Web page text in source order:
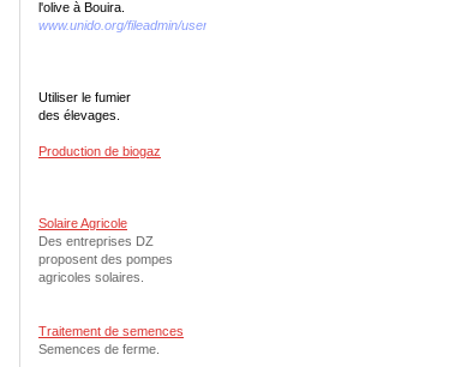
l'olive à Bouira.
www.unido.org/fileadmin/user...we.../interno_web_DEF.pdf
Utiliser le fumier
des élevages.
Production de biogaz
Solaire Agricole
Des entreprises DZ
proposent des pompes
agricoles solaires.
Traitement de semences
Semences de ferme.